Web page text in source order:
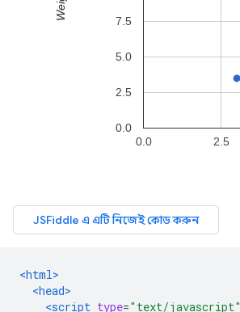
<html>
<head>
<script type="text/javascript"